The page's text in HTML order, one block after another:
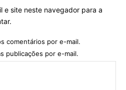
e site neste navegador para a
comentários por e-mail.
publicações por e-mail.